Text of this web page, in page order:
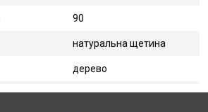
90
натуральна щетина
дерево